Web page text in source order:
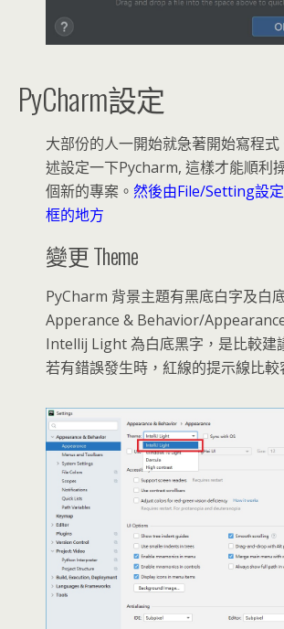
PyCharm設定
大部份的人一開始就急著開始寫程
述設定一下Pycharm, 這樣才能順利
個新的專案。 然後由File/Setting設
框的地方
變更 Theme
PyCharm 背景主題有黑底白字及白
Apperance & Behavior/
Intellij Light 為白底黑字，是比較建
若有錯誤發生時，紅線的提示線比較